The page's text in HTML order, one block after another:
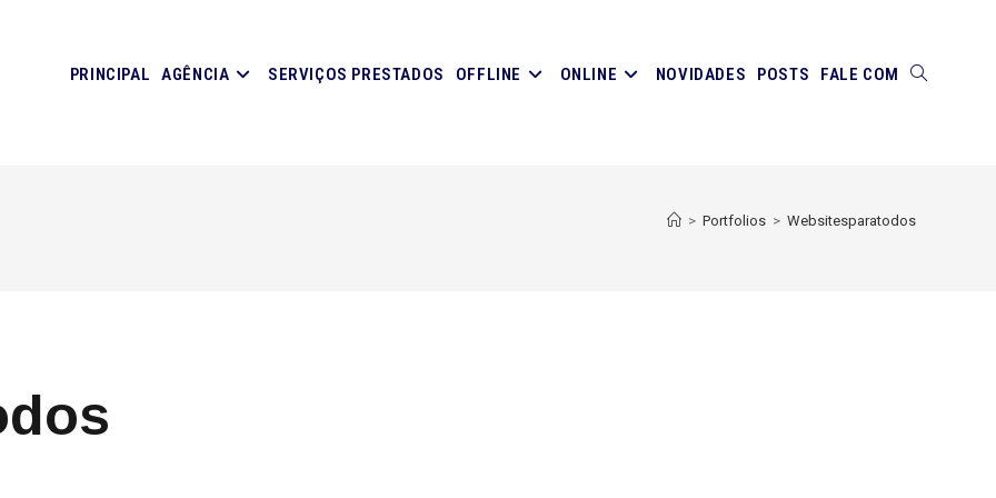
PRINCIPAL AGÊNCIA SERVIÇOS PRESTADOS OFFLINE ONLINE NOVIDADES POSTS FALE COM ALTERNAR
> Portfolios > Websitesparatodos